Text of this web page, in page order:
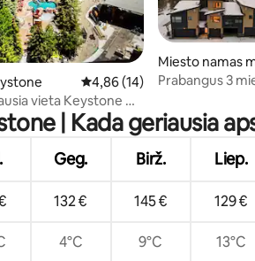
31Vidutinis įvertinimas: 4,86 iš
4,86 (14)
vieta Keystone @
Miesto namas
Prabangus 3
takai!
| Kada geriausia
Geg. Birž. Liep.
132 € 145 € 129 €
4°C 9°C 13°C